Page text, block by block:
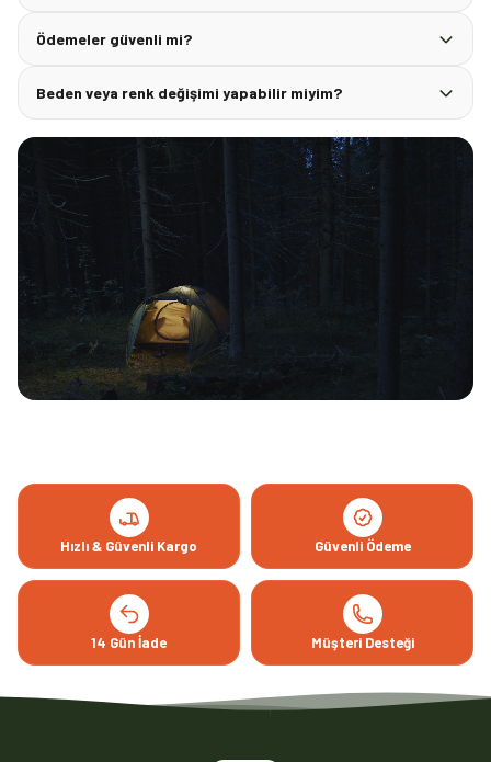
Ödemeler güvenli mi?
Beden veya renk değişimi yapabilir miyim?
Hızlı & Güvenli Kargo Güvenli Ödeme
14 Gün İade Müşteri Desteği